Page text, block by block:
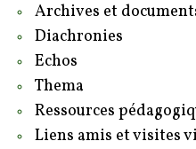
Archives et
Diachronies
Echos
Thema
Ressources
Liens amis et visites